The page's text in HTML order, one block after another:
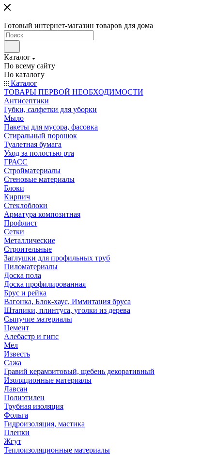
Готовый интернет-магазин товаров для дома
Каталог
По всему сайту
По каталогу
Каталог
ТОВАРЫ ПЕРВОЙ НЕОБХОДИМОСТИ
Антисептики
Губки, салфетки для уборки
Мыло
Пакеты для мусора, фасовка
Стиральный порошок
Туалетная бумага
Уход за полостью рта
ГРАСС
Стройматериалы
Стеновые материалы
Блоки
Кирпич
Стеклоблоки
Арматура композитная
Профлист
Сетки
Металлические
Строительные
Заглушки для профильных труб
Пиломатериалы
Доска пола
Доска профилированная
Брус и рейка
Вагонка, Блок-хаус, Иммитация бруса
Штапики, плинтуса, уголки из дерева
Сыпучие материалы
Цемент
Алебастр и гипс
Мел
Известь
Сажа
Гравий керамзитовый, щебень декоративный
Изоляционные материалы
Лавсан
Полиэтилен
Трубная изоляция
Фольга
Гидроизоляция, мастика
Пленки
Жгут
Теплоизоляционные материалы